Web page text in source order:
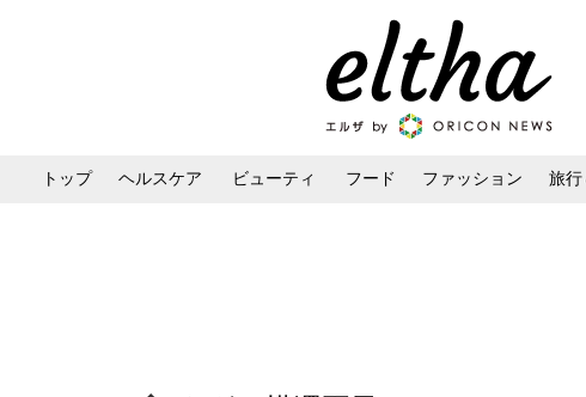
トップ ヘルスケア ビューティ フード ファッション 旅行